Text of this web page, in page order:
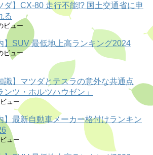
ダ】CX-80 走行不能!? 国土交通省に申
る
ビュー
】SUV 最低地上高ランキング2024
ビュー
識】マツダとテスラの意外な共通点
ンツ・ホルツハウゼン」
ュー
】最新自動車メーカー格付けランキン
ュー